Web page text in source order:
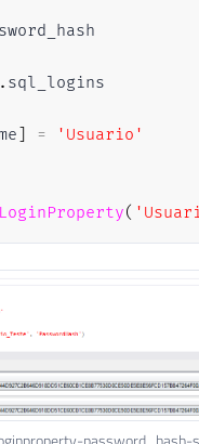
.
= 'Usuario'
LoginProperty(